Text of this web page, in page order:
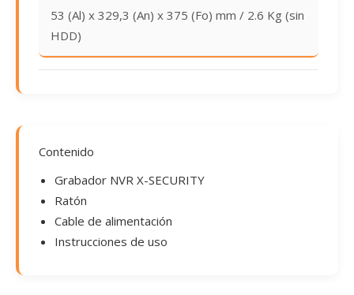
53 (Al) x 329,3 (An) x 375 (Fo) mm / 2.6 Kg (sin
HDD)
Contenido
Grabador NVR X-SECURITY
Ratón
Cable de alimentación
Instrucciones de uso